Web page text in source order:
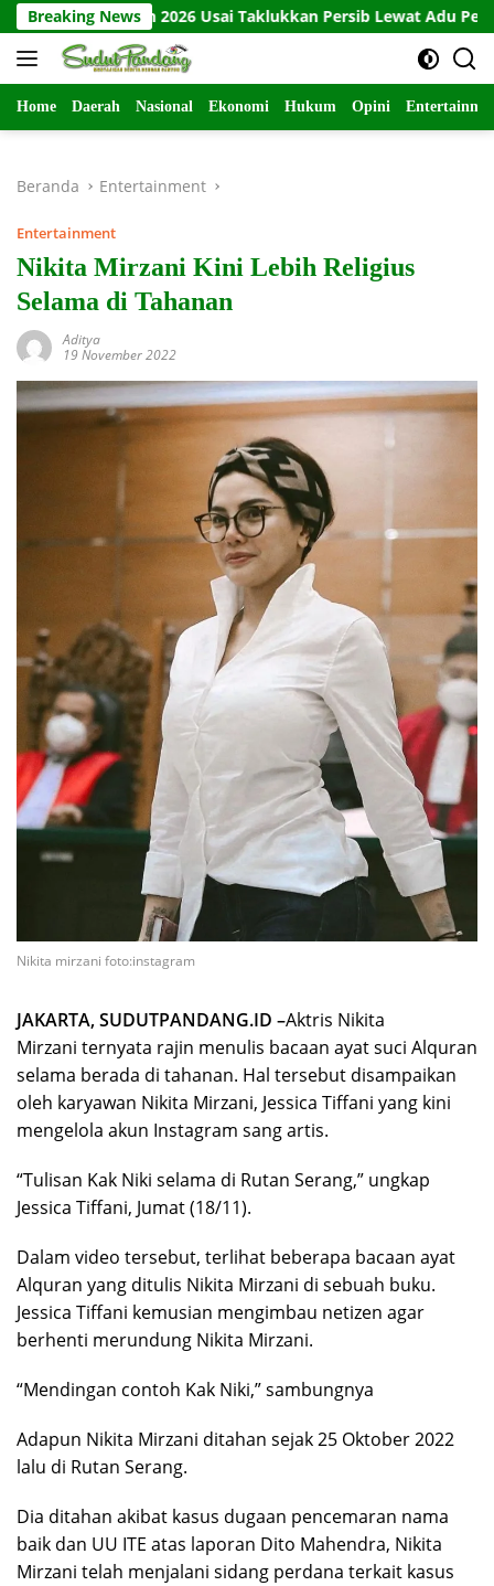
Langsung
ke
konten
Breaking News
2026 Usai Taklukkan Persib Lewat Adu Penalti
Home Daerah Nasional Ekonomi Hukum Opini
Beranda Entertainment
Entertainment
Nikita Mirzani Kini Lebih Religius
Selama di Tahanan
Aditya
19 November 2022
Nikita mirzani foto:instagram
JAKARTA, SUDUTPANDANG.ID –Aktris Nikita
Mirzani ternyata rajin menulis bacaan ayat suci Alquran
selama berada di tahanan. Hal tersebut disampaikan
oleh karyawan Nikita Mirzani, Jessica Tiffani yang kini
mengelola akun Instagram sang artis.
“Tulisan Kak Niki selama di Rutan Serang,” ungkap
Jessica Tiffani, Jumat (18/11).
Dalam video tersebut, terlihat beberapa bacaan ayat
Alquran yang ditulis Nikita Mirzani di sebuah buku.
Jessica Tiffani kemusian mengimbau netizen agar
berhenti merundung Nikita Mirzani.
“Mendingan contoh Kak Niki,” sambungnya
Adapun Nikita Mirzani ditahan sejak 25 Oktober 2022
lalu di Rutan Serang.
Dia ditahan akibat kasus dugaan pencemaran nama
baik dan UU ITE atas laporan Dito Mahendra, Nikita
Mirzani telah menjalani sidang perdana terkait kasus